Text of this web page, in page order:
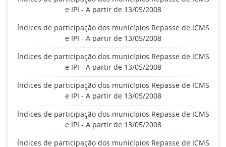
e IPI - A partir de 13/05/2008
Índices de participação dos municípios Repasse de ICMS
e IPI - A partir de 13/05/2008
Índices de participação dos municípios Repasse de ICMS
e IPI - A partir de 13/05/2008
Índices de participação dos municípios Repasse de ICMS
e IPI - A partir de 13/05/2008
Índices de participação dos municípios Repasse de ICMS
e IPI - A partir de 13/05/2008
Índices de participação dos municípios Repasse de ICMS